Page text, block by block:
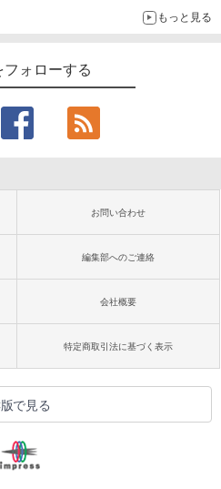
もっと見る
フォローする
お問い合わせ
編集部へのご連絡
会社概要
特定商取引法に基づく表示
で見る